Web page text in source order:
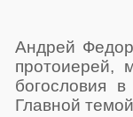
Андрей
протоиерей,
богословия
Главной